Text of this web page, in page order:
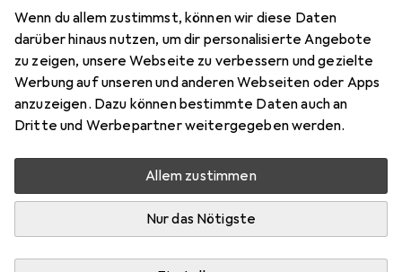
Wenn du allem zustimmst, können wir diese Daten
darüber hinaus nutzen, um dir personalisierte Angebote
zu zeigen, unsere Webseite zu verbessern und gezielte
Werbung auf unseren und anderen Webseiten oder Apps
anzuzeigen. Dazu können bestimmte Daten auch an
Dritte und Werbepartner weitergegeben werden.
Allem zustimmen
Nur das Nötigste
Bewertungen Marke
Mehr von Ulmia
Zwischen Do, 13.8. und Di, 18.8. geliefert
Lieferort angeben für genaue Lieferzeit
In den Warenkorb